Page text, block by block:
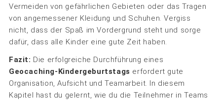
Vermeiden von gefährlichen Gebieten oder das Tragen
von angemessener Kleidung und Schuhen. Vergiss
nicht, dass der Spaß im Vordergrund steht und sorge
dafür, dass alle Kinder eine gute Zeit haben.
Fazit: Die erfolgreiche Durchführung eines
Geocaching-Kindergeburtstags erfordert gute
Organisation, Aufsicht und Teamarbeit. In diesem
Kapitel hast du gelernt, wie du die Teilnehmer in Teams